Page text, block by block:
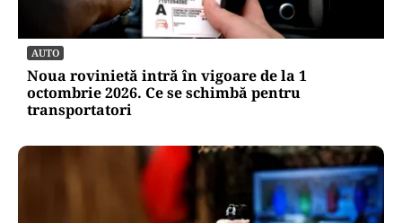
Bolojan acuză PSD și AUR. PNL vrea premier
tehnocrat: „Au lăsat România în faza finală de
absorbţie a PNRR”